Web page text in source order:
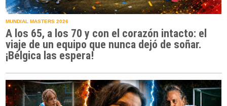
MUNDIAL MASTERS 2026
A los 65, a los 70 y con el corazón intacto: el
viaje de un equipo que nunca dejó de soñar.
¡Bélgica las espera!